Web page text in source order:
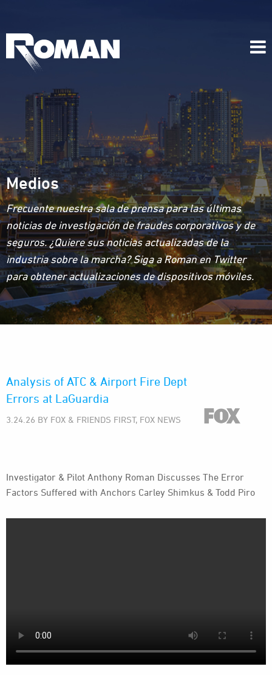
Medios
Frecuente nuestra sala de prensa para las últimas
noticias de investigación de fraudes corporativos y de
seguros. ¿Quiere sus noticias actualizadas de la
industria sobre la marcha? Siga a Roman en Twitter
para obtener actualizaciones de dispositivos móviles.
Analysis of ATC & Airport Fire Dept
Errors at LaGuardia
3.24.26 BY FOX & FRIENDS FIRST, FOX NEWS
Investigator & Pilot Anthony Roman Discusses The Error
Factors Suffered with Anchors Carley Shimkus & Todd Piro